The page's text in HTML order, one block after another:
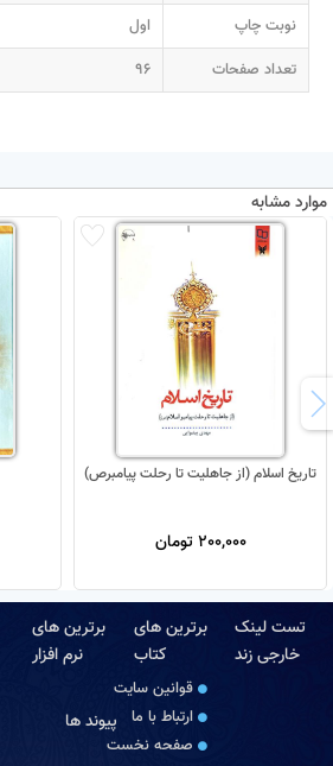
نوبت چاپ
اول
تعداد صفحات
96
موارد مشابه
تاریخ اسلام (از جاهلیت تا رحلت پیامبرص)
200,000 تومان
تست لینک
خارجی زند
برترین های
کتاب
قوانین سایت
ارتباط با ما
صفحه نخست
برترین های
نرم افزار
پیوند ها